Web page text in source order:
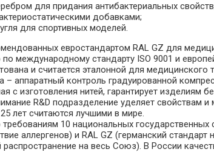
для придания антибактериальных
добавками;
для спортивных моделей.
евростандартом RAL GZ для
международному стандарту ISO 9001 и
и считается эталонной для медицинского
аппаратный контроль градуированной
с изготовления нитей, гарантирует изделиям
R&D подразделение уделяет свойствам
лет считаются лучшими в мире.
10 национальных государственных
аллергенов) и RAL GZ (германский
на весь Союз). В России